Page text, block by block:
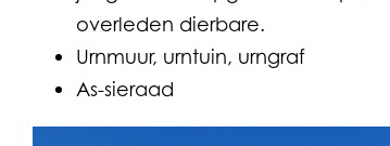
overleden dierbare.
Urnmuur, urntuin, urngraf
As-sieraad